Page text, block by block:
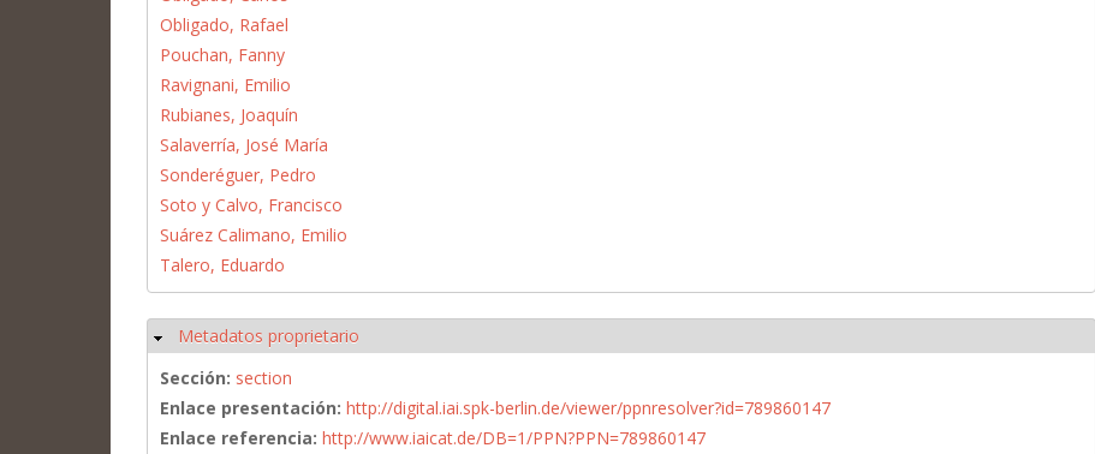
Obligado, Rafael
Pouchan, Fanny
Ravignani, Emilio
Rubianes, Joaquín
Salaverría, José María
Sonderéguer, Pedro
Soto y Calvo, Francisco
Suárez Calimano, Emilio
Talero, Eduardo
Ocultar
Metadatos proprietario
Sección: section
Enlace presentación: http://digital.iai.spk-berlin.de/viewer/ppnresolver?id=789860147
Enlace referencia: http://www.iaicat.de/DB=1/PPN?PPN=789860147